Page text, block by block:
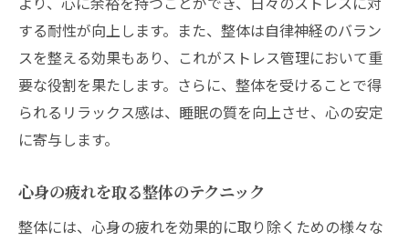
する耐性が向上します。また、整体は自律神経のバラン
スを整える効果もあり、これがストレス管理において重
要な役割を果たします。さらに、整体を受けることで得
られるリラックス感は、睡眠の質を向上させ、心の安定
に寄与します。
心身の疲れを取る整体のテクニック
整体には、心身の疲れを効果的に取り除くための様々な